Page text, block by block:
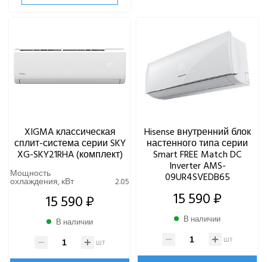
XIGMA классическая
сплит-система серии SKY
XG-SKY21RHA (комплект)
Мощность
охлаждения, кВт 2.05
15 590 ₽
В наличии
шт
Hisense внутренний блок
настенного типа серии
Smart FREE Match DC
Inverter AMS-
09UR4SVEDB65
15 590 ₽
В наличии
шт